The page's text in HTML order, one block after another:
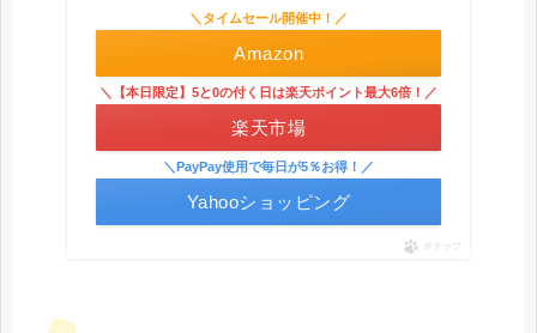
＼タイムセール開催中！／
Amazon
＼【本日限定】5と0の付く日は楽天ポイント最大6倍！／
楽天市場
＼PayPay使用で毎日が5％お得！／
Yahooショッピング
ポチップ